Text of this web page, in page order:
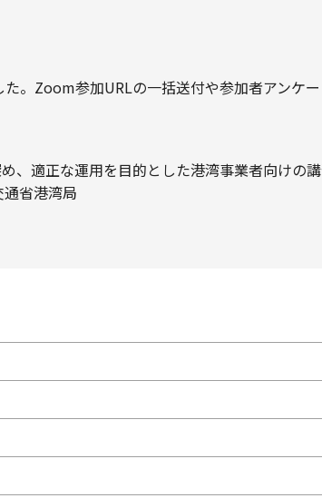
。Zoom参加URLの一括送付や参加者アンケ
、適正な運用を目的とした港湾事業者向けの
省港湾局